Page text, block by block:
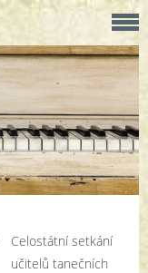
Celostátní setkání
učitelů tanečních